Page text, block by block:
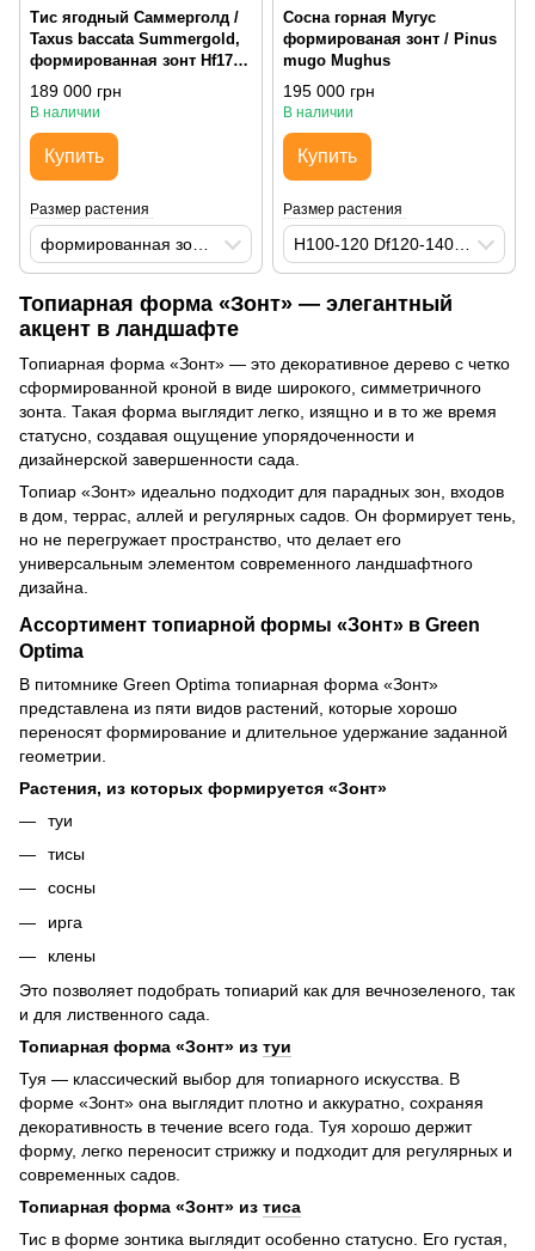
Тис ягодный Саммерголд /
Taxus baccata Summergold,
формированная зонт Hf175-
200 Df200-225 ДЯ700
189 000 грн
В наличии
Купить
Размер растения
Сосна горная Мугус
формированая зонт / Pinus
mugo Mughus
195 000 грн
В наличии
Купить
Размер растения
Топиарная форма «Зонт» — элегантный
акцент в ландшафте
Топиарная форма «Зонт» — это декоративное дерево с четко
сформированной кроной в виде широкого, симметричного
зонта. Такая форма выглядит легко, изящно и в то же время
статусно, создавая ощущение упорядоченности и
дизайнерской завершенности сада.
Топиар «Зонт» идеально подходит для парадных зон, входов
в дом, террас, аллей и регулярных садов. Он формирует тень,
но не перегружает пространство, что делает его
универсальным элементом современного ландшафтного
дизайна.
Ассортимент топиарной формы «Зонт» в Green
Optima
В питомнике Green Optima топиарная форма «Зонт»
представлена из пяти видов растений, которые хорошо
переносят формирование и длительное удержание заданной
геометрии.
Растения, из которых формируется «Зонт»
туи
тисы
сосны
ирга
клены
Это позволяет подобрать топиарий как для вечнозеленого, так
и для лиственного сада.
Топиарная форма «Зонт» из туи
Туя — классический выбор для топиарного искусства. В
форме «Зонт» она выглядит плотно и аккуратно, сохраняя
декоративность в течение всего года. Туя хорошо держит
форму, легко переносит стрижку и подходит для регулярных и
современных садов.
Топиарная форма «Зонт» из тиса
Тис в форме зонтика выглядит особенно статусно. Его густая,